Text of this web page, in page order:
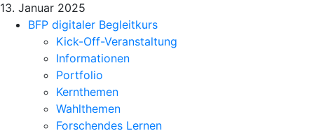
13. Januar 2025
BFP digitaler Begleitkurs
Kick-Off-Veranstaltung
Informationen
Portfolio
Kernthemen
Wahlthemen
Forschendes Lernen